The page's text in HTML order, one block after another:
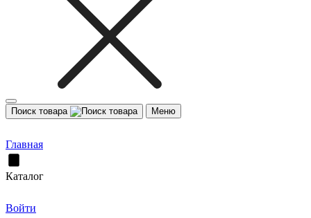
Поиск товара Меню
Главная
Каталог
Войти